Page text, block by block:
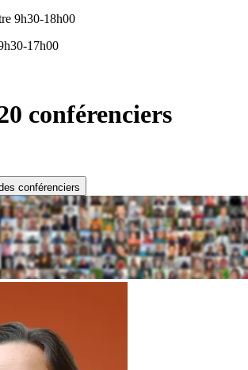
9h30-18h00
17h00
conférenciers
conférenciers